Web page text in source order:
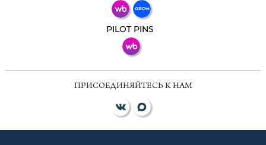
PILOT PINS
ПРИСОЕДИНЯЙТЕСЬ К НАМ